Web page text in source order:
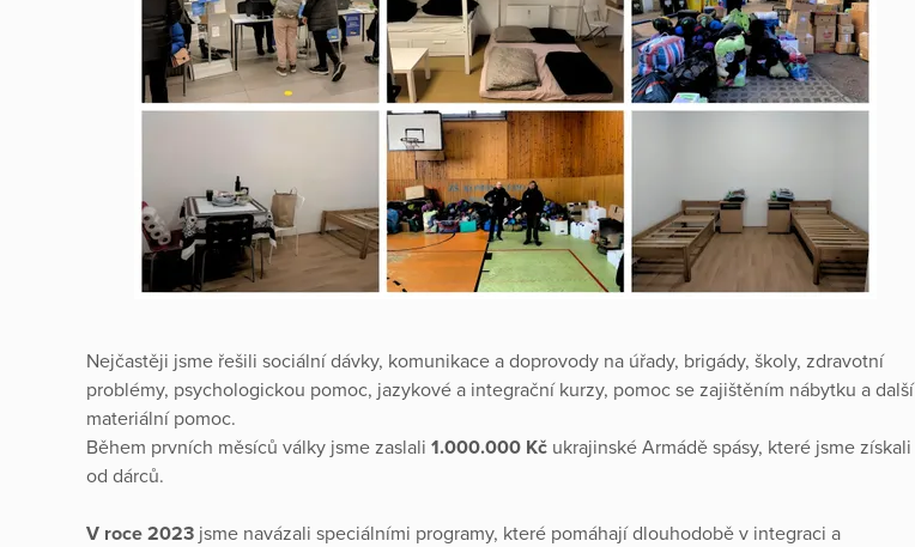
Nejčastěji jsme řešili sociální dávky, komunikace a doprovody na úřady, brigády, školy, zdravotní
problémy, psychologickou pomoc, jazykové a integrační kurzy, pomoc se zajištěním nábytku a další
materiální pomoc.
Během prvních měsíců války jsme zaslali 1.000.000 Kč ukrajinské Armádě spásy, které jsme získali
od dárců.
V roce 2023 jsme navázali speciálními programy, které pomáhají dlouhodobě v integraci a